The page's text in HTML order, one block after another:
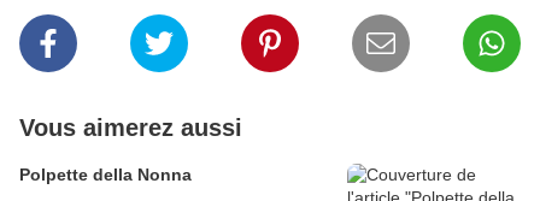
Vous aimerez aussi
Polpette della Nonna